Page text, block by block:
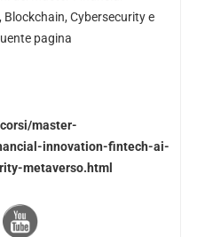
Blockchain, Cybersecurity e
pagina
master-
innovation-fintech-ai-
metaverso.html